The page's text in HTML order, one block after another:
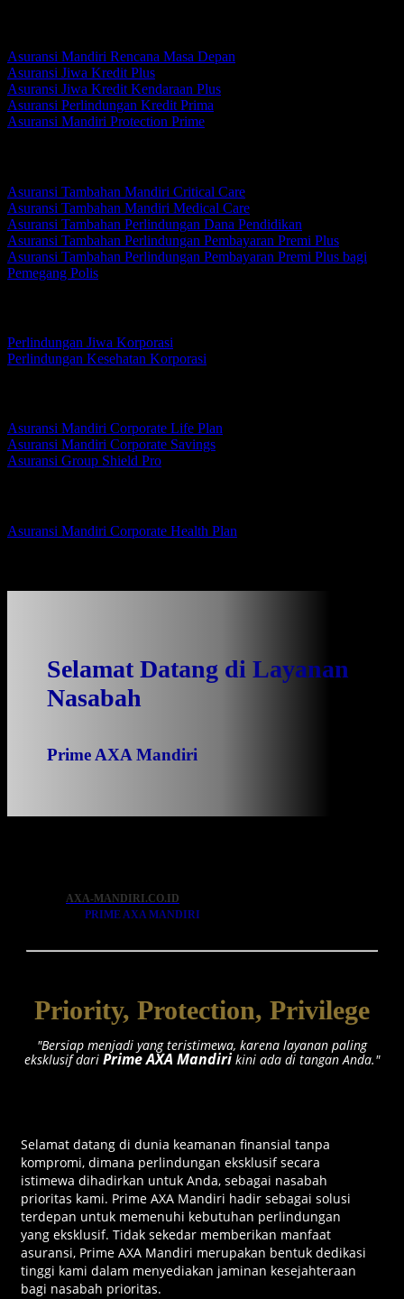
Asuransi Mandiri Rencana Masa Depan
Asuransi Jiwa Kredit Plus
Asuransi Jiwa Kredit Kendaraan Plus
Asuransi Perlindungan Kredit Prima
Asuransi Mandiri Protection Prime
Asuransi Tambahan Mandiri Critical Care
Asuransi Tambahan Mandiri Medical Care
Asuransi Tambahan Perlindungan Dana Pendidikan
Asuransi Tambahan Perlindungan Pembayaran Premi Plus
Asuransi Tambahan Perlindungan Pembayaran Premi Plus bagi
Pemegang Polis
Perlindungan Jiwa Korporasi
Perlindungan Kesehatan Korporasi
Asuransi Mandiri Corporate Life Plan
Asuransi Mandiri Corporate Savings
Asuransi Group Shield Pro
Asuransi Mandiri Corporate Health Plan
Selamat Datang di Layanan
Nasabah
Prime AXA Mandiri
AXA-MANDIRI.CO.ID
PRIME AXA MANDIRI
Priority, Protection, Privilege
"Bersiap menjadi yang teristimewa, karena layanan paling
eksklusif dari Prime AXA Mandiri kini ada di tangan Anda."
Selamat datang di dunia keamanan finansial tanpa
kompromi, dimana perlindungan eksklusif secara
istimewa dihadirkan untuk Anda, sebagai nasabah
prioritas kami. Prime AXA Mandiri hadir sebagai solusi
terdepan untuk memenuhi kebutuhan perlindungan
yang eksklusif. Tidak sekedar memberikan manfaat
asuransi, Prime AXA Mandiri merupakan bentuk dedikasi
tinggi kami dalam menyediakan jaminan kesejahteraan
bagi nasabah prioritas.